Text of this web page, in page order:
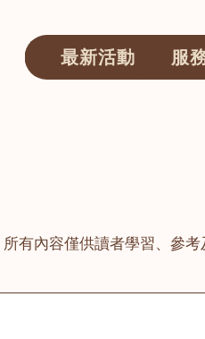
最新活動 服
所有內容僅供讀者學習、參